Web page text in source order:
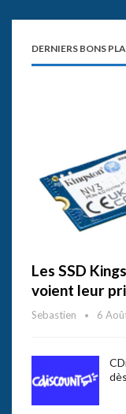
DERNIERS BONS
Les SSD
voient leur
Sebastien 6